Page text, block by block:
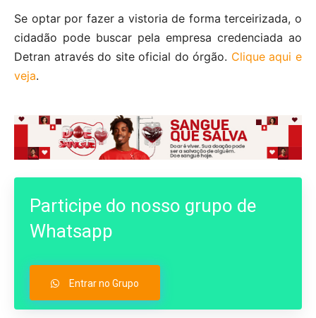
Se optar por fazer a vistoria de forma terceirizada, o
cidadão pode buscar pela empresa credenciada ao
Detran através do site oficial do órgão. Clique aqui e
veja.
Participe do nosso grupo de
Whatsapp
Entrar no Grupo